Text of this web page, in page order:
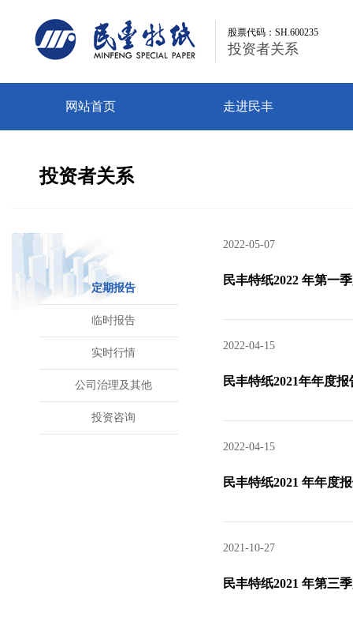
股票代码：SH.600235
投资者关系
股票代码：SH.600235
投资者关系
网站首页 走进民丰
投资者关系
定期报告
临时报告
实时行情
公司治理及其他
投资咨询
2022-05-07
民丰特纸2022 年第一
2022-04-15
民丰特纸2021年年度
2022-04-15
民丰特纸2021 年年度
2021-10-27
民丰特纸2021 年第三